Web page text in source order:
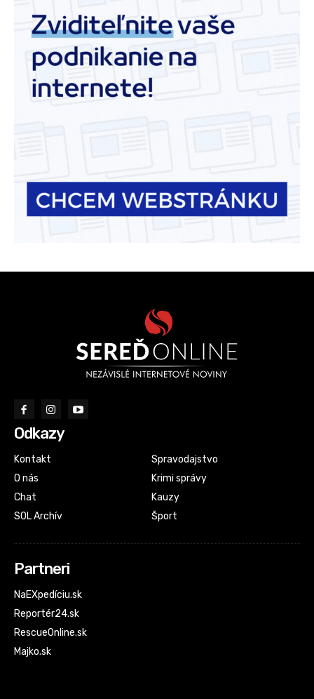
Odkazy
Kontakt
O nás
Chat
SOL Archív
Spravodajstvo
Krimi správy
Kauzy
Šport
Partneri
NaEXpedíciu.sk
Reportér24.sk
RescueOnline.sk
Majko.sk